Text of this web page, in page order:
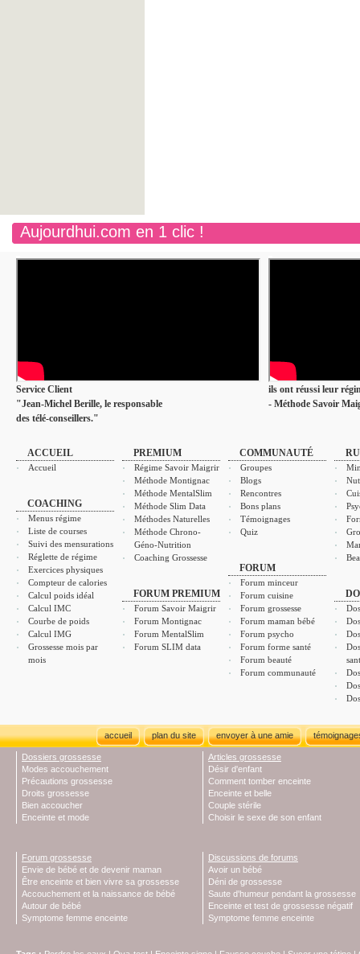
Aujourdhui.com en 1 clic !
Service Client
"Jean-Michel Berille, le responsable
des télé-conseillers."
ils ont réussi leur
- Méthode Savoir
ACCUEIL
Accueil
COACHING
Menus régime
Liste de courses
Suivi des mensurations
Réglette de régime
Exercices physiques
Compteur de calories
Calcul poids idéal
Calcul IMC
Courbe de poids
Calcul IMG
Grossesse mois par
mois
PREMIUM
Régime Savoir Maigrir
Méthode Montignac
Méthode MentalSlim
Méthode Slim Data
Méthodes Naturelles
Méthode Chrono-
Géno-Nutrition
Coaching Grossesse
FORUM PREMIUM
Forum Savoir Maigrir
Forum Montignac
Forum MentalSlim
Forum SLIM data
COMMUNAUTÉ
Groupes
Blogs
Rencontres
Bons plans
Témoignages
Quiz
FORUM
Forum minceur
Forum cuisine
Forum grossesse
Forum maman bébé
Forum psycho
Forum forme santé
Forum beauté
Forum communauté
accueil plan du site envoyer à une amie
Dossiers grossesse
Modes accouchement
Précautions grossesse
Droits grossesse
Bien accoucher
Enceinte et mode
Articles grossesse
Désir d'enfant
Comment tomber enceinte
Enceinte et belle
Couple stérile
Choisir le sexe de son enfant
Forum grossesse
Envie de bébé et de devenir maman
Être enceinte et bien vivre sa grossesse
Accouchement et la naissance de bébé
Autour de bébé
Symptome femme enceinte
Discussions de forums
Avoir un bébé
Déni de grossesse
Saute d'humeur pendant la grossesse
Enceinte et test de grossesse négatif
Symptome femme enceinte